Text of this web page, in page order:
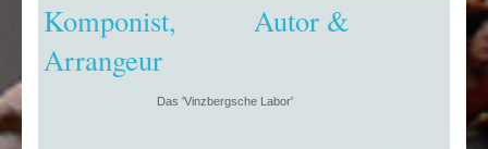
Komponist, Autor &
Arrangeur
Das 'Vinzbergsche Labor'